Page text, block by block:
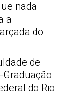
nada
a
do
de
Graduação
do Rio